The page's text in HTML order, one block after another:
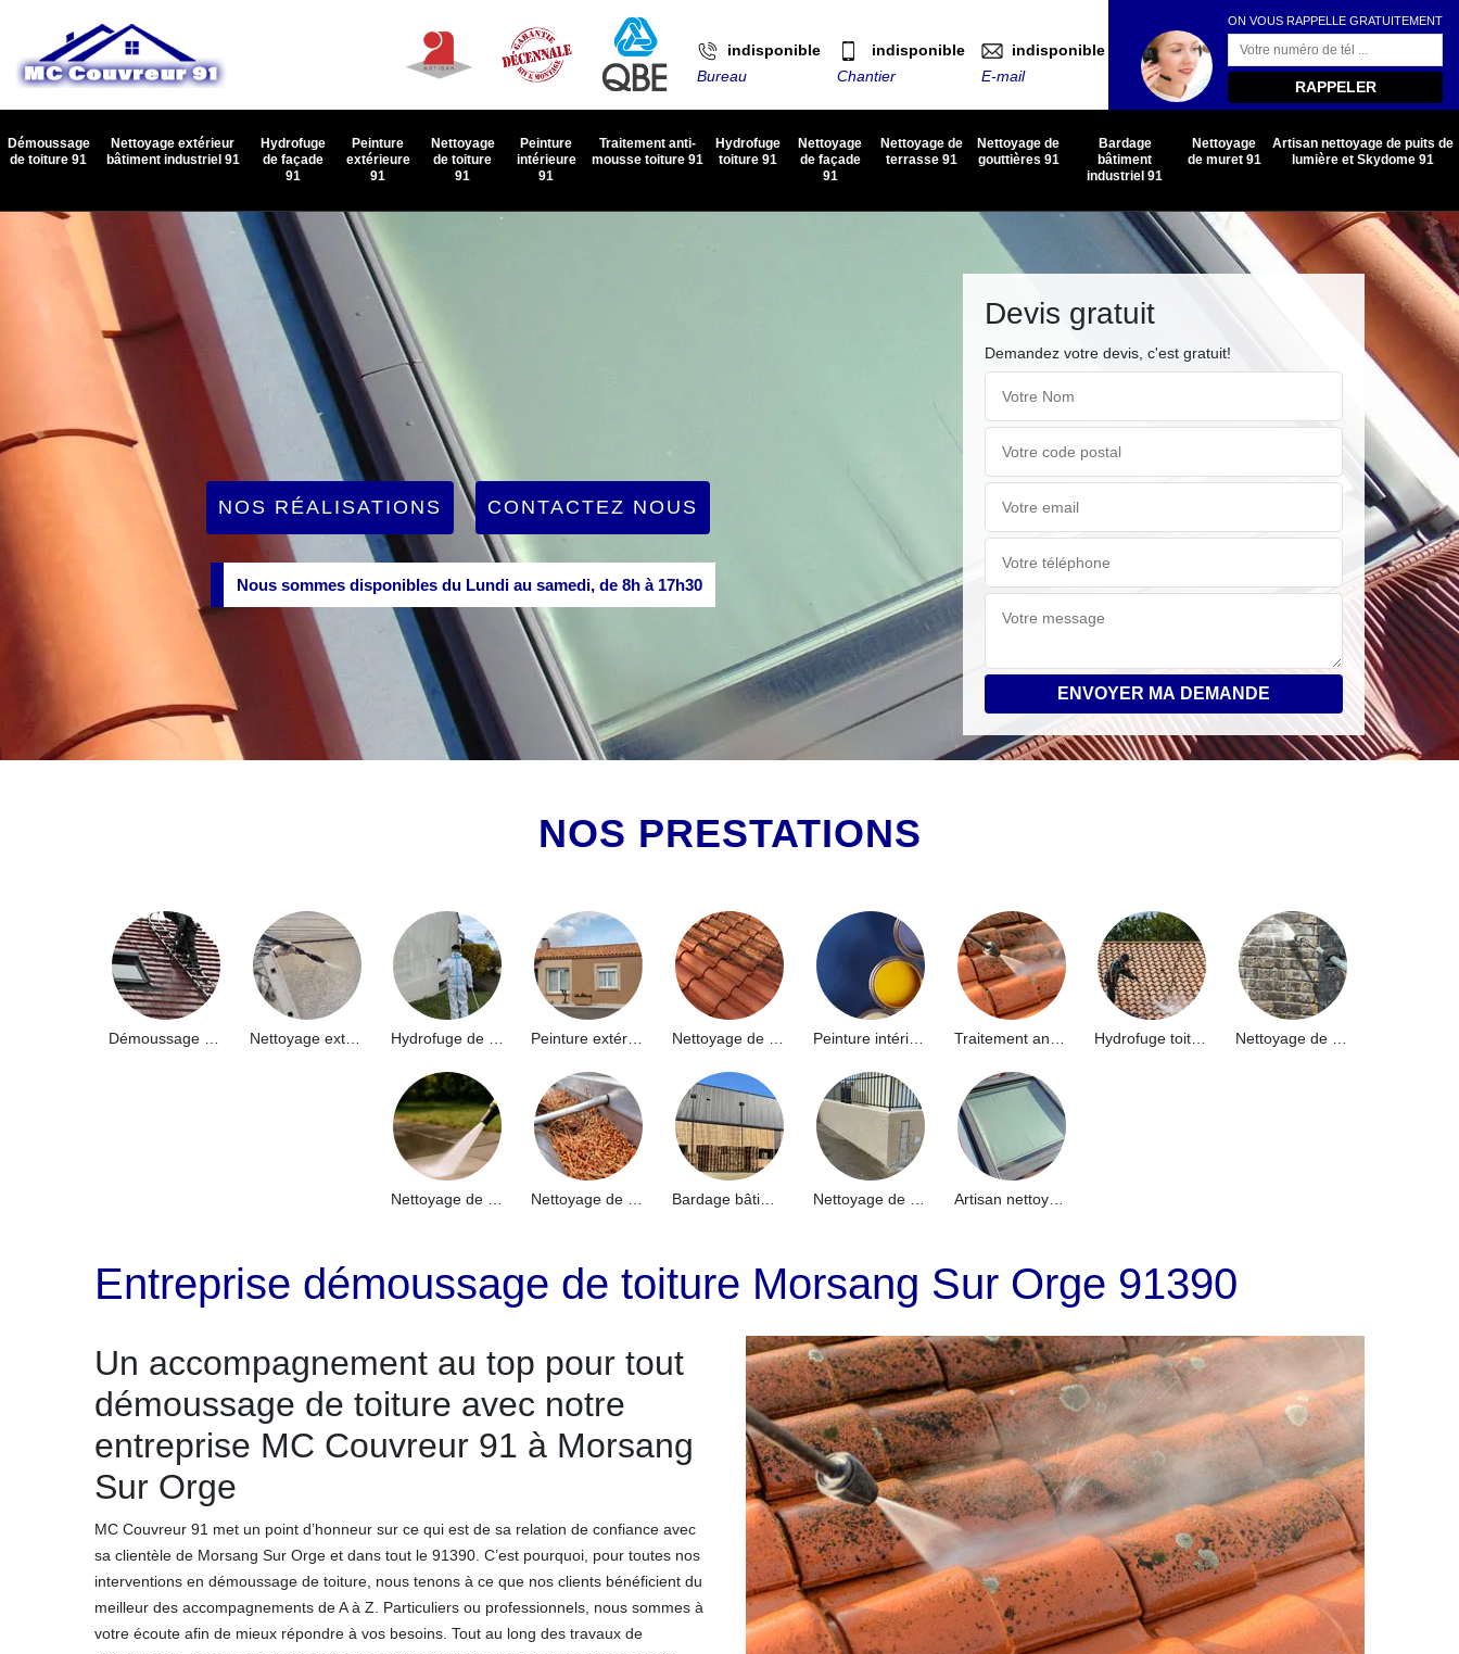
indisponible
Bureau
indisponible
Chantier
indisponible
E-mail
ON VOUS RAPPELLE GRATUITEMENT
Démoussage
de toiture 91
Nettoyage extérieur
bâtiment industriel 91
Hydrofuge
de façade
91
Peinture
extérieure
91
Nettoyage
de toiture
91
Peinture
intérieure
91
Traitement anti-
mousse toiture 91
Hydrofuge
toiture 91
Nettoyage
de façade
91
Nettoyage de
terrasse 91
Nettoyage de
gouttières 91
Bardage
bâtiment
industriel 91
Nettoyage
de muret 91
Artisan nettoyage de puits de
lumière et Skydome 91
NOS RÉALISATIONS CONTACTEZ NOUS
Nous sommes disponibles du Lundi au samedi, de 8h à 17h30
Devis gratuit
Demandez votre devis, c'est gratuit!
NOS PRESTATIONS
Nettoyage extérieur bâtiment industriel 91 Peinture intérieure 91
Artisan nettoyage de puits de lumière et Skydome 91
Entreprise démoussage de toiture Morsang Sur Orge 91390
Un accompagnement au top pour tout
démoussage de toiture avec notre
entreprise MC Couvreur 91 à Morsang
Sur Orge
MC Couvreur 91 met un point d’honneur sur ce qui est de sa relation de confiance avec
sa clientèle de Morsang Sur Orge et dans tout le 91390. C’est pourquoi, pour toutes nos
interventions en démoussage de toiture, nous tenons à ce que nos clients bénéficient du
meilleur des accompagnements de A à Z. Particuliers ou professionnels, nous sommes à
votre écoute afin de mieux répondre à vos besoins. Tout au long des travaux de